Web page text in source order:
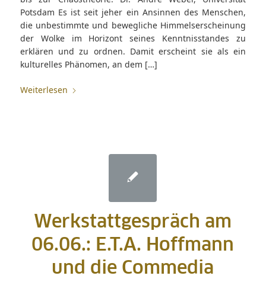
Potsdam Es ist seit jeher ein Ansinnen des Menschen,
die unbestimmte und bewegliche Himmelserscheinung
der Wolke im Horizont seines Kenntnisstandes zu
erklären und zu ordnen. Damit erscheint sie als ein
kulturelles Phänomen, an dem […]
Weiterlesen
Werkstattgespräch am
06.06.: E.T.A. Hoffmann
und die Commedia